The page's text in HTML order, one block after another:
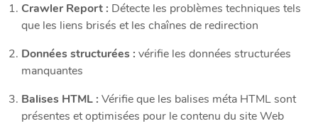
Crawler Report : Détecte les problèmes techniques tels
que les liens brisés et les chaînes de redirection
Données structurées : vérifie les données structurées
manquantes
Balises HTML : Vérifie que les balises méta HTML sont
présentes et optimisées pour le contenu du site Web